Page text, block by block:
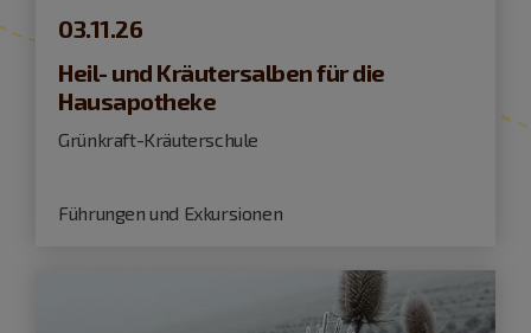
03.11.26
Heil- und Kräutersalben für die
Hausapotheke
Grünkraft-Kräuterschule
Führungen und Exkursionen